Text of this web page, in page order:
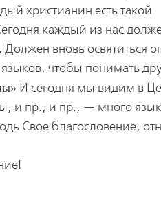
христианин есть такой
каждый из нас
вновь освятиться
чтобы понимать
И сегодня мы видим в
и пр., и пр., — много
Свое благословение,